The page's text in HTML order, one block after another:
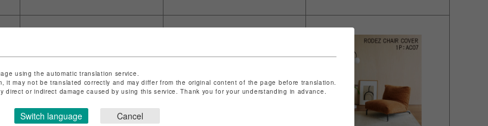
using the automatic translation service.
it may not be translated correctly and may differ from the original content of the page before translation.
or indirect damage caused by using this service. Thank you for your understanding in advance.
Switch language Cancel